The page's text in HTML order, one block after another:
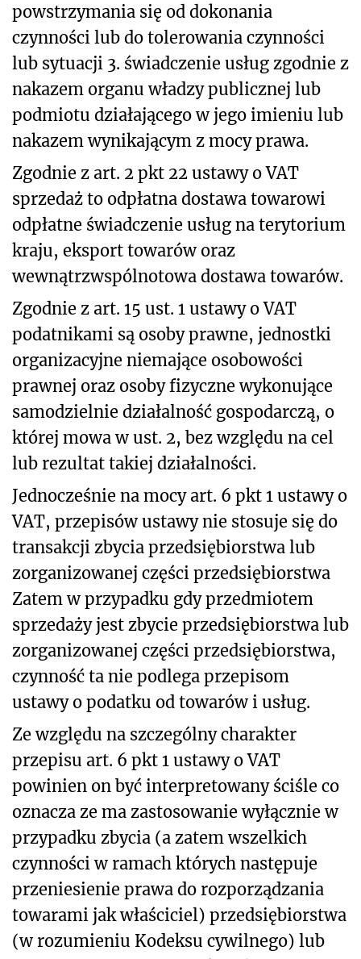
powstrzymania się od dokonania
czynności lub do tolerowania czynności
lub sytuacji 3. świadczenie usług zgodnie z
nakazem organu władzy publicznej lub
podmiotu działającego w jego imieniu lub
nakazem wynikającym z mocy prawa.
Zgodnie z art. 2 pkt 22 ustawy o VAT
sprzedaż to odpłatna dostawa towarowi
odpłatne świadczenie usług na terytorium
kraju, eksport towarów oraz
wewnątrzwspólnotowa dostawa towarów.
Zgodnie z art. 15 ust. 1 ustawy o VAT
podatnikami są osoby prawne, jednostki
organizacyjne niemające osobowości
prawnej oraz osoby fizyczne wykonujące
samodzielnie działalność gospodarczą, o
której mowa w ust. 2, bez względu na cel
lub rezultat takiej działalności.
Jednocześnie na mocy art. 6 pkt 1 ustawy o
VAT, przepisów ustawy nie stosuje się do
transakcji zbycia przedsiębiorstwa lub
zorganizowanej części przedsiębiorstwa
Zatem w przypadku gdy przedmiotem
sprzedaży jest zbycie przedsiębiorstwa lub
zorganizowanej części przedsiębiorstwa,
czynność ta nie podlega przepisom
ustawy o podatku od towarów i usług.
Ze względu na szczególny charakter
przepisu art. 6 pkt 1 ustawy o VAT
powinien on być interpretowany ściśle co
oznacza ze ma zastosowanie wyłącznie w
przypadku zbycia (a zatem wszelkich
czynności w ramach których następuje
przeniesienie prawa do rozporządzania
towarami jak właściciel) przedsiębiorstwa
(w rozumieniu Kodeksu cywilnego) lub